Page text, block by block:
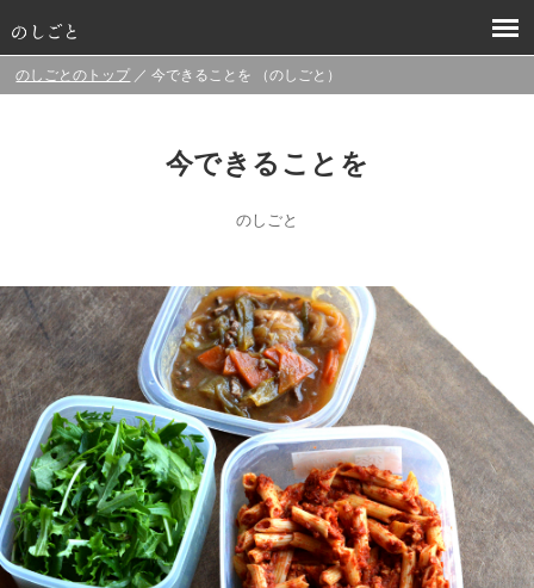
のしごとのトップ ／ 今できることを （のしごと）
今できることを
のしごと